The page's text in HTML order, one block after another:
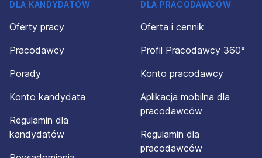
DLA KANDYDATÓW
Oferty pracy
Pracodawcy
Porady
Konto kandydata
Regulamin dla
kandydatów
DLA PRACODAWCÓW
Oferta i cennik
Profil Pracodawcy 360°
Konto pracodawcy
Aplikacja mobilna dla
pracodawców
Regulamin dla
pracodawców